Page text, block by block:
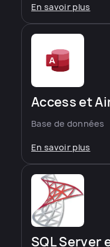
En savoir plus
Access et
Base de données
En savoir plus
SQL Server